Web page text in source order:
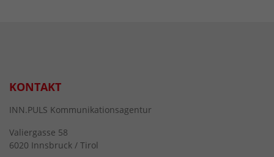
KONTAKT
INN.PULS Kommunikationsagentur
Valiergasse 58
6020 Innsbruck / Tirol